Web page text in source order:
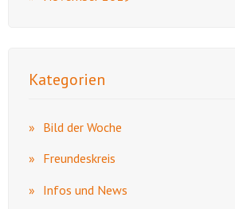
Kategorien
Bild der Woche
Freundeskreis
Infos und News